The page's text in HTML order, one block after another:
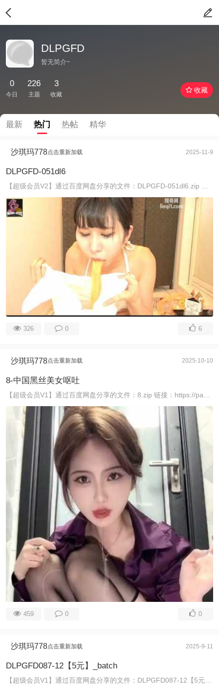
DLPGFD
暂无简介~
0
今日
226
主题
3
收藏
收藏
最新 热门 热帖 精华
沙琪玛778点击重新加载 2025-11-9
DLPGFD-051dl6
326 0 6
沙琪玛778点击重新加载 2025-10-10
8-中国黑丝美女呕吐
459 0 0
沙琪玛778点击重新加载 2025-9-11
DLPGFD087-12【5元】_batch